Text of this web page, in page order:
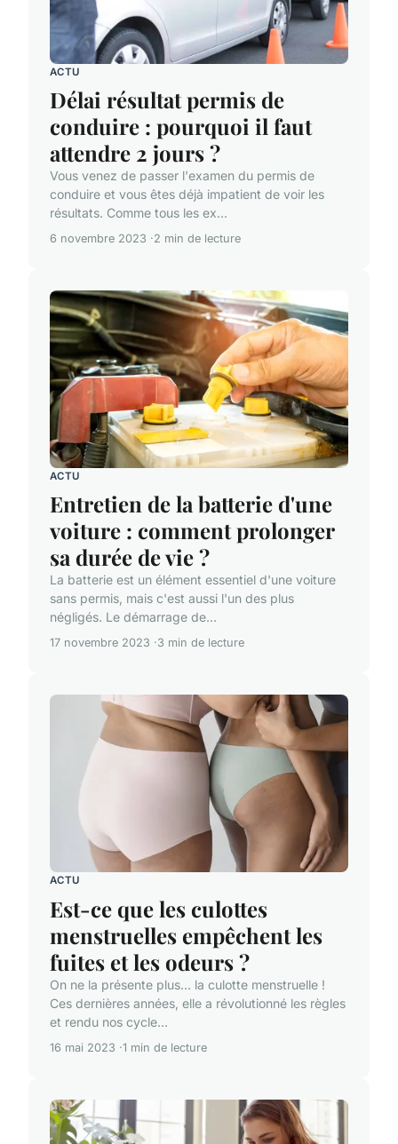
ACTU
Délai résultat permis de
conduire : pourquoi il faut
attendre 2 jours ?
Vous venez de passer l'examen du permis de
conduire et vous êtes déjà impatient de voir les
résultats. Comme tous les ex...
6 novembre 2023 2 min de lecture
ACTU
Entretien de la batterie d'une
voiture : comment prolonger
sa durée de vie ?
La batterie est un élément essentiel d'une voiture
sans permis, mais c'est aussi l'un des plus
négligés. Le démarrage de...
17 novembre 2023 3 min de lecture
ACTU
Est-ce que les culottes
menstruelles empêchent les
fuites et les odeurs ?
On ne la présente plus… la culotte menstruelle !
Ces dernières années, elle a révolutionné les règles
et rendu nos cycle...
16 mai 2023 1 min de lecture